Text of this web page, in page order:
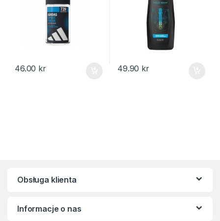
46.00 kr 49.90 kr
Obsługa klienta
Informacje o nas